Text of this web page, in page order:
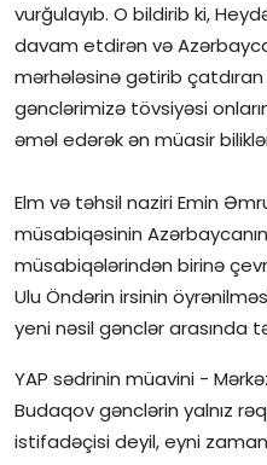
vurğulayıb. O bildirib ki,
davam etdirən və
mərhələsinə gətirib
gənclərimizə tövsiyəsi
əməl edərək ən müasir
Elm və təhsil naziri Emin
müsabiqəsinin
müsabiqələrindən birinə
Ulu Öndərin irsinin
yeni nəsil gənclər arasında
YAP sədrinin müavini -
Budaqov gənclərin yalnız
istifadəçisi deyil, eyni